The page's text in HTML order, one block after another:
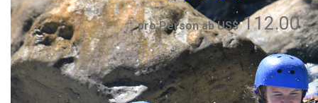
pro Person ab US$112.00